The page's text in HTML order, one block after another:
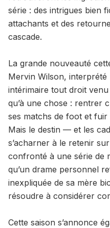
série : des intrigues bien
attachants et des
cascade.
La grande nouveauté
Mervin Wilson,
intérimaire tout droit venu
qu’à une chose : rentrer
ses matchs de foot et
Mais le destin — et les
s’acharner à le retenir
confronté à une série de
qu’un drame personnel
inexpliquée de sa mère
résoudre à considérer
Cette saison s’annonce